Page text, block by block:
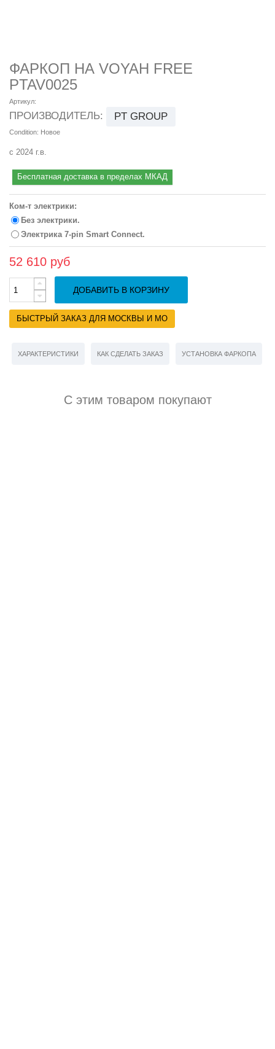
ФАРКОП НА VOYAH FREE
PTAV0025
Артикул:
ПРОИЗВОДИТЕЛЬ: PT GROUP
Condition: Новое
с 2024 г.в.
Бесплатная доставка в пределах МКАД
Ком-т электрики:
Без электрики.
Электрика 7-pin Smart Connect.
52 610 руб
ДОБАВИТЬ В КОРЗИНУ
БЫСТРЫЙ ЗАКАЗ ДЛЯ МОСКВЫ И МО
ХАРАКТЕРИСТИКИ КАК СДЕЛАТЬ ЗАКАЗ УСТАНОВКА ФАРКОПА
С этим товаром покупают